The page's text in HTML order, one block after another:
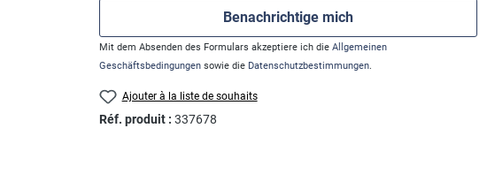
Benachrichtige mich
Mit dem Absenden des Formulars akzeptiere ich dieAllgemeinen
Geschäftsbedingungen sowie die Datenschutzbestimmungen
Ajouter à la liste de souhaits
Réf. produit :337678